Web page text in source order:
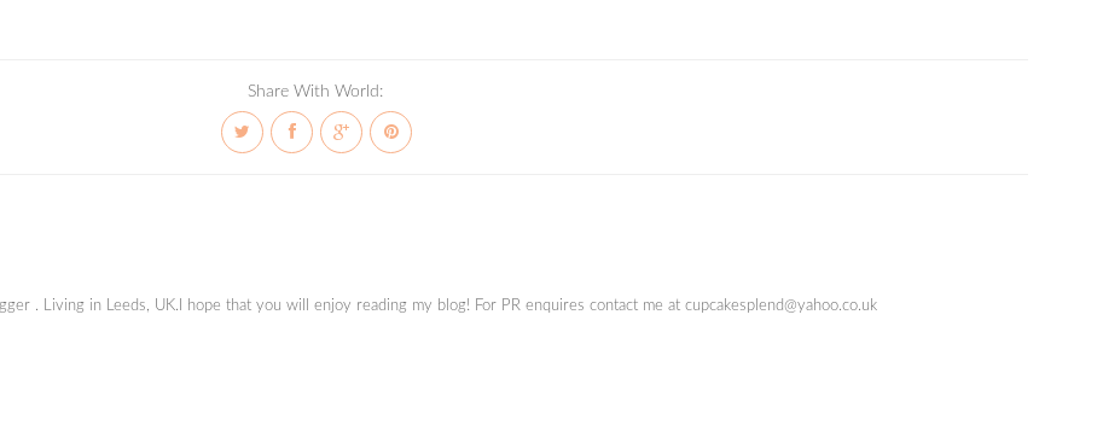
Share With World:
. Living in Leeds, UK.I hope that you will enjoy reading my blog! For PR enquires contact me at cupcakesplend@yahoo.co.uk